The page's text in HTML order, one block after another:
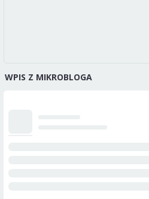
WPIS Z MIKROBLOGA